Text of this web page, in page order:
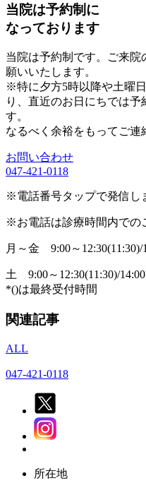
当院は予約制に
なっております
当院は予約制です。ご来
願いいたします。
※特に夕方5時以降や土曜
り、直近のお日にちでは予
す。
なるべく余裕をもってご連
お問い合わせ
047-421-0118
※電話番号タップで発信し
※お電話は診療時間内での
月～金 9:00～12:30(11:30)/
土 9:00～12:30(11:30)/
*()は最終受付時間
関連記事
ALL
047-421-0118
所在地